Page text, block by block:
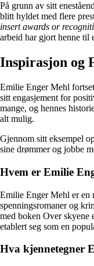
På grunn av sitt
blitt hyldet med flere
insert awards or
arbeid har gjort henne til
Inspirasjon og
Emilie Enger Mehl
sitt engasjement for
mange, og hennes
alt mulig.
Gjennom sitt eksempel
sine drømmer og jobbe
Hvem er Emilie
Emilie Enger Mehl er en
spenningsromaner og
med boken Over skyene
etablert seg som en
Hva kjennetegner